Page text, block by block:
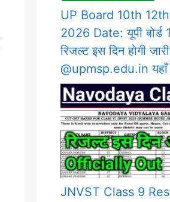
UP Board 10th
2026 Date: यूपी बोर्ड
रिजल्ट इस दिन होगी जारी
@upmsp.edu.in
JNVST Class 9